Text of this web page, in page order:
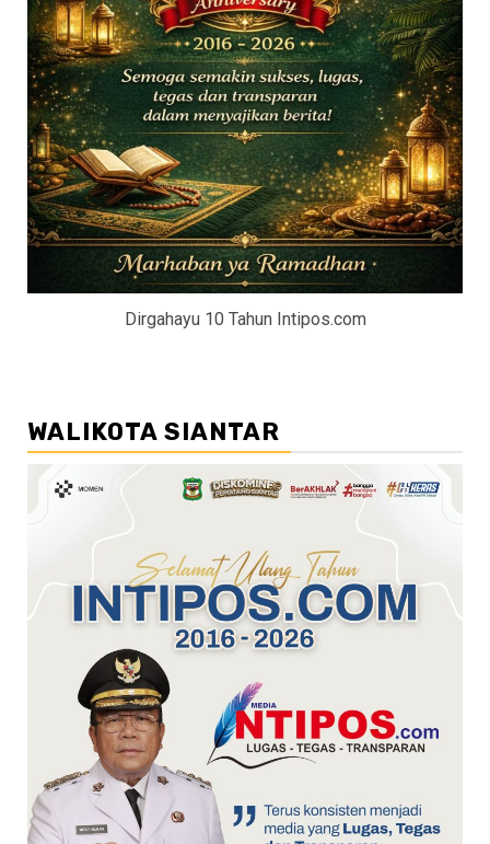
Dirgahayu 10 Tahun Intipos.com
WALIKOTA SIANTAR